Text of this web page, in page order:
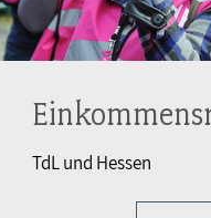
TdL und Hessen